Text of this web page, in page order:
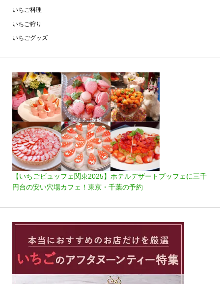
いちご料理
いちご狩り
いちごグッズ
【いちごビュッフェ関東2025】ホテルデザートブッフェに三千
円台の安い穴場カフェ！東京・千葉の予約